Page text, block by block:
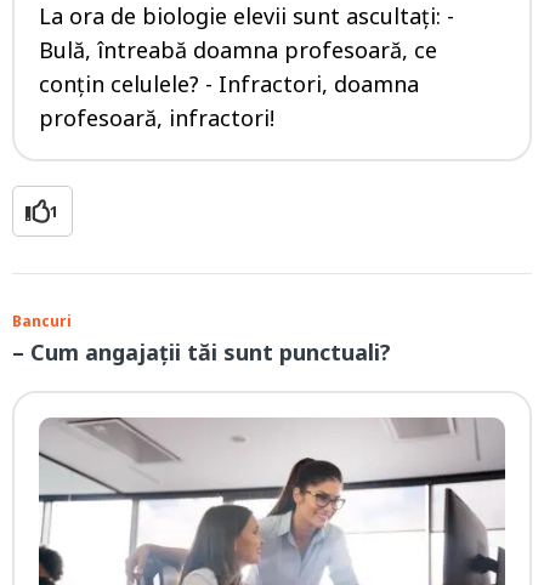
La ora de biologie elevii sunt ascultați: -
Bulă, întreabă doamna profesoară, ce
conțin celulele? - Infractori, doamna
profesoară, infractori!
1
Bancuri
– Cum angajații tăi sunt punctuali?